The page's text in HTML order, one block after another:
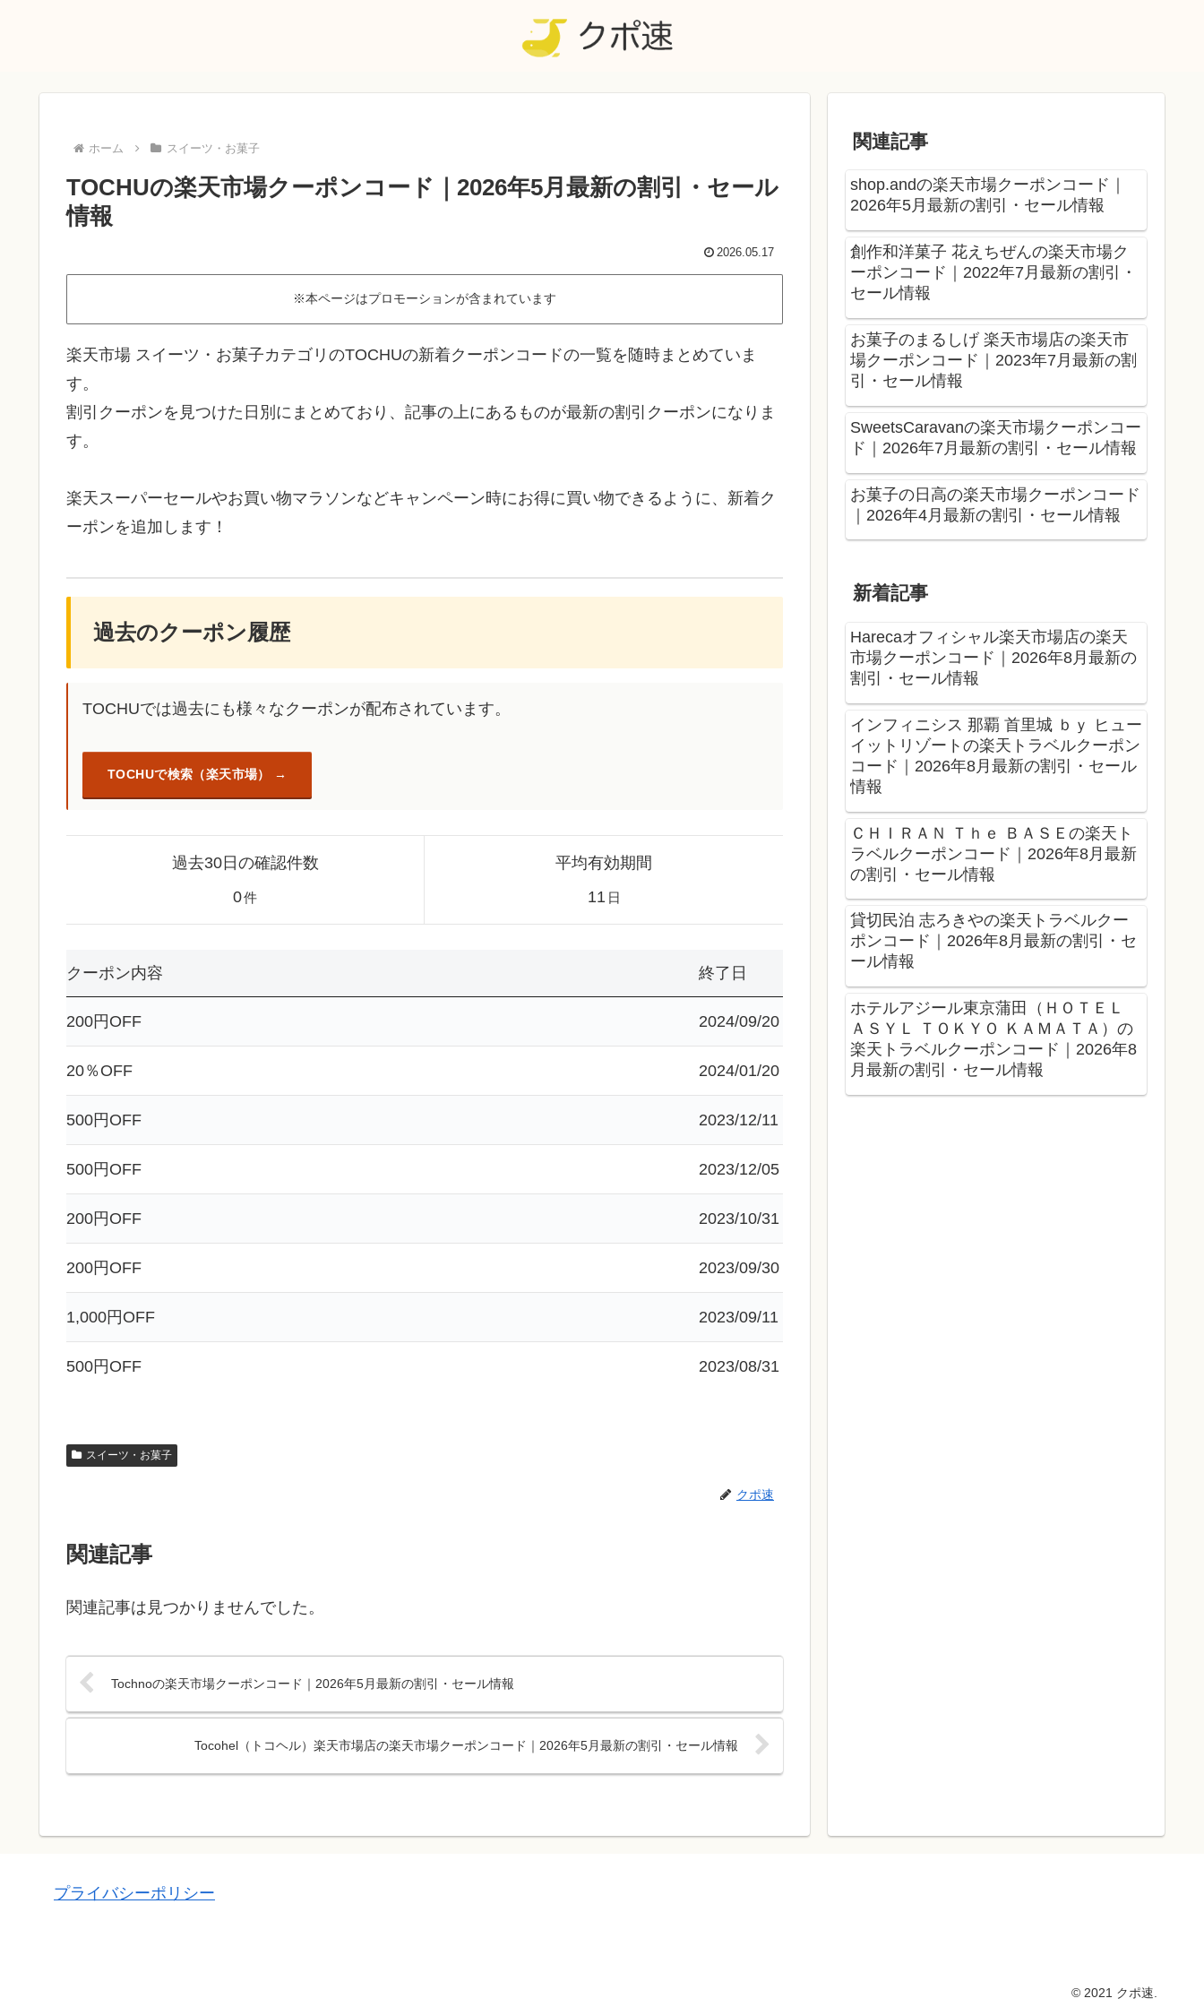
ホーム スイーツ・お菓子
TOCHUの楽天市場クーポンコード｜2026年5月最新の割引・セール
情報
2026.05.17
※本ページはプロモーションが含まれています
楽天市場 スイーツ・お菓子カテゴリのTOCHUの新着クーポンコードの一覧を随時まとめていま
す。
割引クーポンを見つけた日別にまとめており、記事の上にあるものが最新の割引クーポンになりま
す。
楽天スーパーセールやお買い物マラソンなどキャンペーン時にお得に買い物できるように、新着ク
ーポンを追加します！
過去のクーポン履歴
TOCHUでは過去にも様々なクーポンが配布されています。
TOCHUで検索（楽天市場）
過去30日の確認件数
0件
平均有効期間
11 日
クーポン内容 終了日
200円OFF 2024/09/20
20％OFF 2024/01/20
500円OFF 2023/12/11
500円OFF 2023/12/05
200円OFF 2023/10/31
200円OFF 2023/09/30
1,000円OFF 2023/09/11
500円OFF 2023/08/31
スイーツ・お菓子
クポ速
関連記事
関連記事は見つかりませんでした。
Tochnoの楽天市場クーポンコード｜2026年5月最新の割引・セール情報
Tocohel（トコヘル）楽天市場店の楽天市場クーポンコード｜2026年5月最新の割引・セール情報
関連記事
shop.andの楽天市場クーポンコード｜
2026年5月最新の割引・セール情報
創作和洋菓子 花えちぜんの楽天市場ク
ーポンコード｜2022年7月最新の割引・
セール情報
お菓子のまるしげ 楽天市場店の楽天市
場クーポンコード｜2023年7月最新の割
引・セール情報
SweetsCaravanの楽天市場クーポンコー
ド｜2026年7月最新の割引・セール情報
お菓子の日高の楽天市場クーポンコード
｜2026年4月最新の割引・セール情報
新着記事
Harecaオフィシャル楽天市場店の楽天
市場クーポンコード｜2026年8月最新の
割引・セール情報
インフィニシス 那覇 首里城 ｂｙ ヒュー
イットリゾートの楽天トラベルクーポン
コード｜2026年8月最新の割引・セール
情報
ＣＨＩＲＡＮ Ｔｈｅ ＢＡＳＥの楽天ト
ラベルクーポンコード｜2026年8月最新
の割引・セール情報
貸切民泊 志ろきやの楽天トラベルクー
ポンコード｜2026年8月最新の割引・セ
ール情報
ホテルアジール東京蒲田（ＨＯＴＥＬ
ＡＳＹＬ ＴＯＫＹＯ ＫＡＭＡＴＡ）の
楽天トラベルクーポンコード｜2026年8
月最新の割引・セール情報
プライバシーポリシー
© 2021 クポ速.